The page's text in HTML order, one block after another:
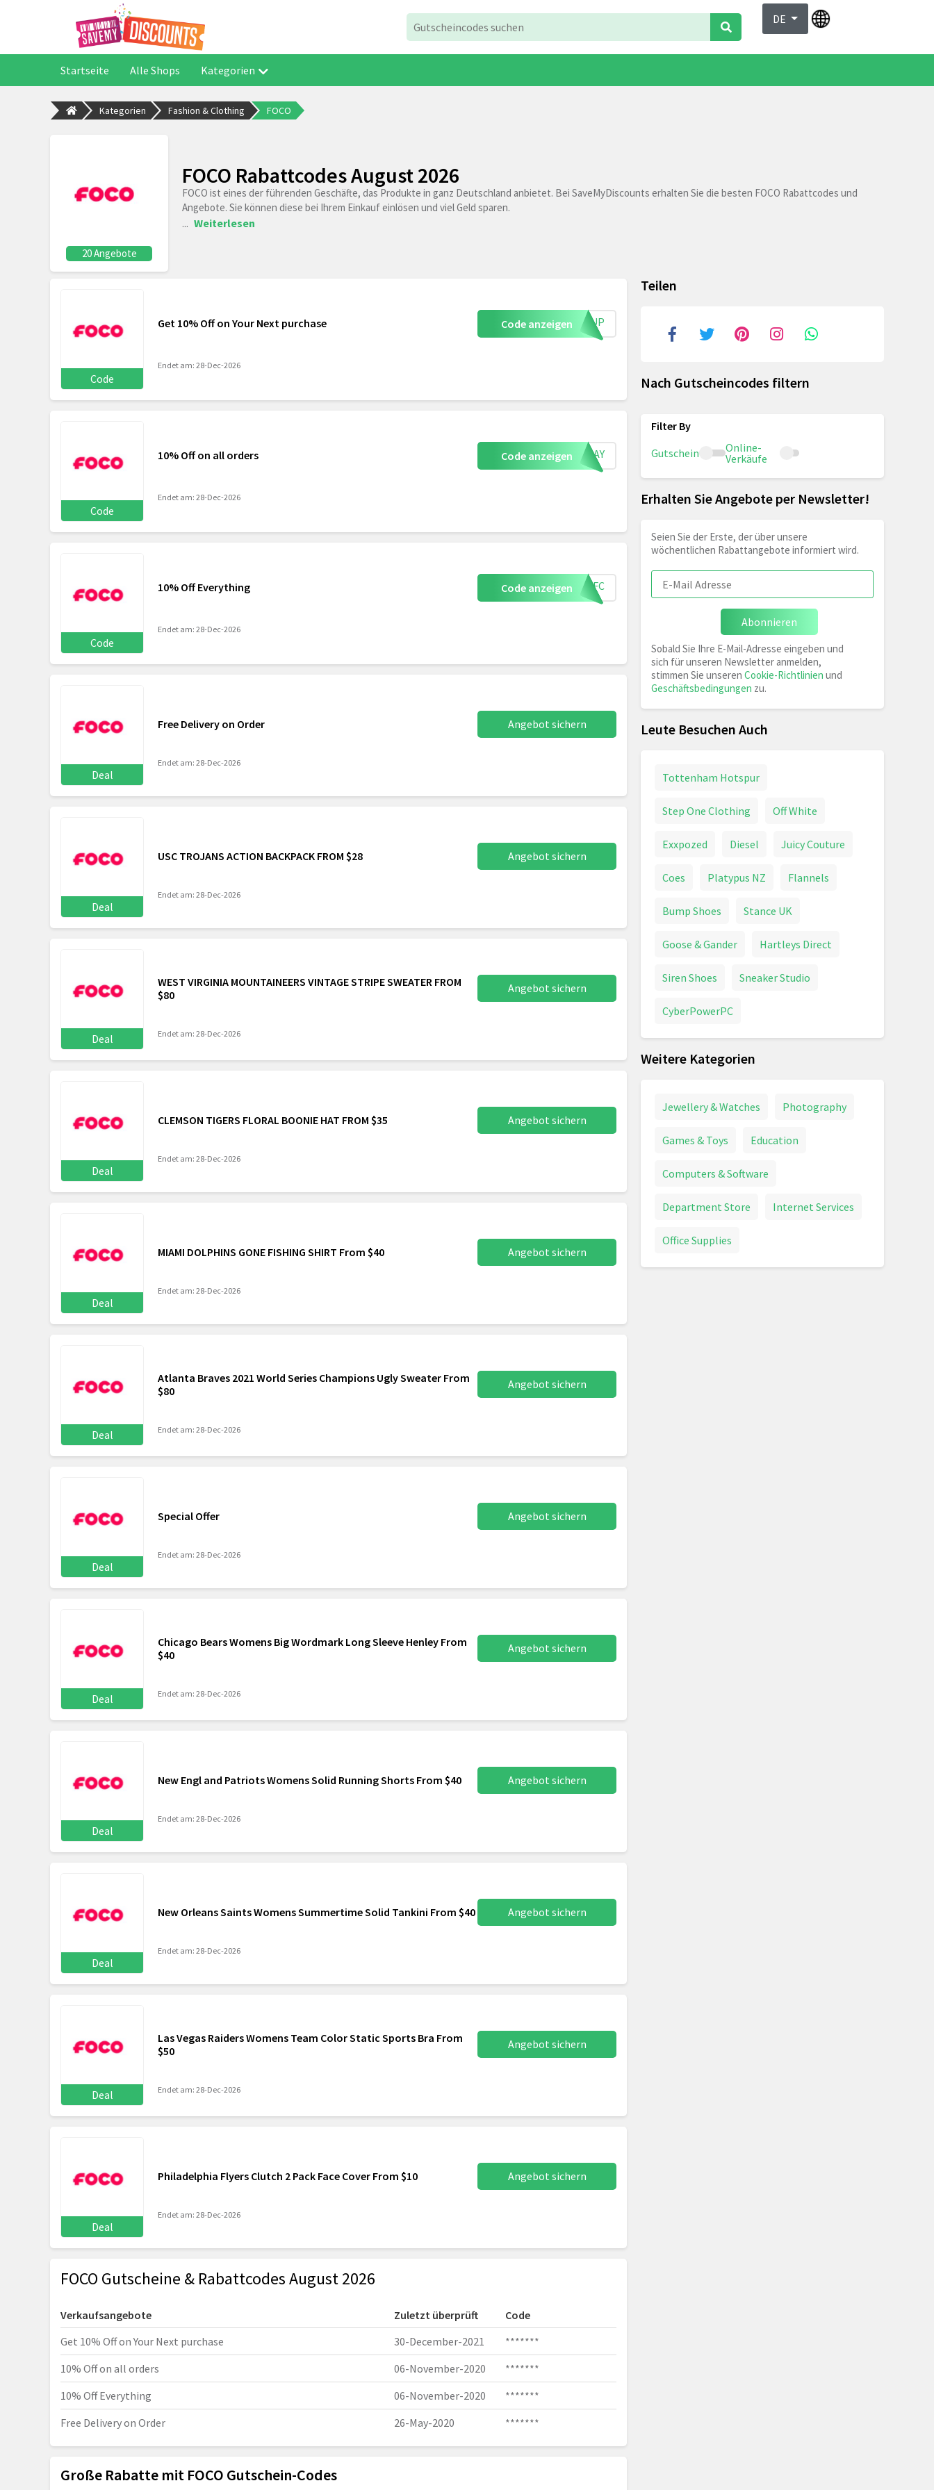
DE
Startseite Alle Shops Kategorien
Kategorien Fashion & Clothing FOCO
20 Angebote
FOCO Rabattcodes August 2026
FOCO ist eines der führenden Geschäfte, das Produkte in ganz Deutschland anbietet. Bei SaveMyDiscounts erhalten Sie die besten FOCO Rabattcodes und
Angebote. Sie können diese bei Ihrem Einkauf einlösen und viel Geld sparen.
... Weiterlesen
Code
Get 10% Off on Your Next purchase Code anzeigen IGNUP
Endet am: 28-Dec-2026
Code
10% Off on all orders Code anzeigen RIDAY
Endet am: 28-Dec-2026
Code
10% Off Everything Code anzeigen M1GFC
Endet am: 28-Dec-2026
Deal
Free Delivery on Order Angebot sichern
Endet am: 28-Dec-2026
Deal
USC TROJANS ACTION BACKPACK FROM $28 Angebot sichern
Endet am: 28-Dec-2026
Deal
WEST VIRGINIA MOUNTAINEERS VINTAGE STRIPE SWEATER FROM
$80
Angebot sichern
Endet am: 28-Dec-2026
Deal
CLEMSON TIGERS FLORAL BOONIE HAT FROM $35 Angebot sichern
Endet am: 28-Dec-2026
Deal
MIAMI DOLPHINS GONE FISHING SHIRT From $40 Angebot sichern
Endet am: 28-Dec-2026
Deal
Atlanta Braves 2021 World Series Champions Ugly Sweater From
$80
Angebot sichern
Endet am: 28-Dec-2026
Deal
Special Offer Angebot sichern
Endet am: 28-Dec-2026
Deal
Chicago Bears Womens Big Wordmark Long Sleeve Henley From
$40
Angebot sichern
Endet am: 28-Dec-2026
Deal
New Engl and Patriots Womens Solid Running Shorts From $40 Angebot sichern
Endet am: 28-Dec-2026
Deal
New Orleans Saints Womens Summertime Solid Tankini From $40 Angebot sichern
Endet am: 28-Dec-2026
Deal
Las Vegas Raiders Womens Team Color Static Sports Bra From
$50
Angebot sichern
Endet am: 28-Dec-2026
Deal
Philadelphia Flyers Clutch 2 Pack Face Cover From $10 Angebot sichern
Endet am: 28-Dec-2026
FOCO Gutscheine & Rabattcodes August 2026
Verkaufsangebote Zuletzt überprüft
Code
Get 10% Off on Your Next purchase
30-December-2021
*******
10% Off on all orders
06-November-2020
*******
10% Off Everything
06-November-2020
*******
Free Delivery on Order
26-May-2020 *******
Große Rabatte mit FOCO Gutschein-Codes
Teilen
Nach Gutscheincodes filtern
Gutschein
Online-
Verkäufe
Erhalten Sie Angebote per Newsletter!
Seien Sie der Erste, der über unsere
wöchentlichen Rabattangebote informiert wird.
Abonnieren
Sobald Sie Ihre E-Mail-Adresse eingeben und
sich für unseren Newsletter anmelden,
stimmen Sie unseren Cookie-Richtlinien und
Geschäftsbedingungen zu.
Leute Besuchen Auch
Tottenham Hotspur
Step One Clothing Off White
Exxpozed Diesel Juicy Couture
Coes Platypus NZ Flannels
Bump Shoes Stance UK
Goose & Gander Hartleys Direct
Siren Shoes Sneaker Studio
CyberPowerPC
Weitere Kategorien
Jewellery & Watches Photography
Games & Toys Education
Computers & Software
Department Store Internet Services
Office Supplies